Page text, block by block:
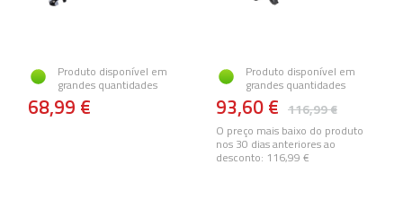
Produto disponível em
grandes quantidades
68,99 €
Produto disponível em
grandes quantidades
116,99 €
93,60 €
O preço mais baixo do produto
nos 30 dias anteriores ao
desconto: 116,99 €